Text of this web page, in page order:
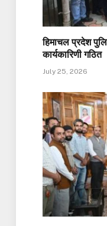
हिमाचल प्रदेश
कार्यकारिणी गठित
July 25, 2026